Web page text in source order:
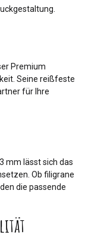
Premium
Seine reißfeste
für Ihre
mm lässt sich das
Ob filigrane
die passende